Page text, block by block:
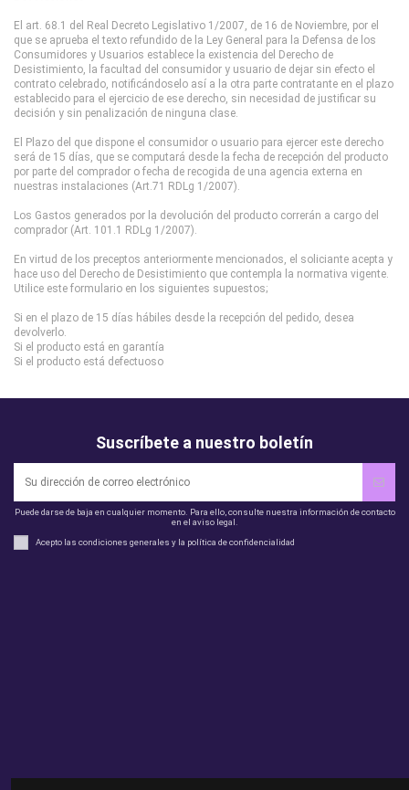
El art. 68.1 del Real Decreto Legislativo 1/2007, de 16 de Noviembre, por el
que se aprueba el texto refundido de la Ley General para la Defensa de los
Consumidores y Usuarios establece la existencia del Derecho de
Desistimiento, la facultad del consumidor y usuario de dejar sin efecto el
contrato celebrado, notificándoselo así a la otra parte contratante en el plazo
establecido para el ejercicio de ese derecho, sin necesidad de justificar su
decisión y sin penalización de ninguna clase.
El Plazo del que dispone el consumidor o usuario para ejercer este derecho
será de 15 días, que se computará desde la fecha de recepción del producto
por parte del comprador o fecha de recogida de una agencia externa en
nuestras instalaciones (Art.71 RDLg 1/2007).
Los Gastos generados por la devolución del producto correrán a cargo del
comprador (Art. 101.1 RDLg 1/2007).
En virtud de los preceptos anteriormente mencionados, el soliciante acepta y
hace uso del Derecho de Desistimiento que contempla la normativa vigente.
Utilice este formulario en los siguientes supuestos;
Si en el plazo de 15 días hábiles desde la recepción del pedido, desea
devolverlo.
Si el producto está en garantía
Si el producto está defectuoso
Suscríbete a nuestro boletín
Puede darse de baja en cualquier momento. Para ello, consulte nuestra información de contacto
en el aviso legal.
Acepto las condiciones generales y la política de confidencialidad